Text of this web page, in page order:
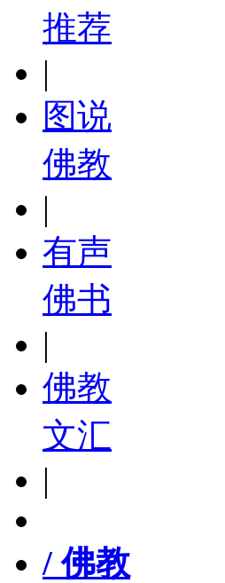
推荐
|
图说
佛教
|
有声
佛书
|
佛教
文汇
|
/ 佛教